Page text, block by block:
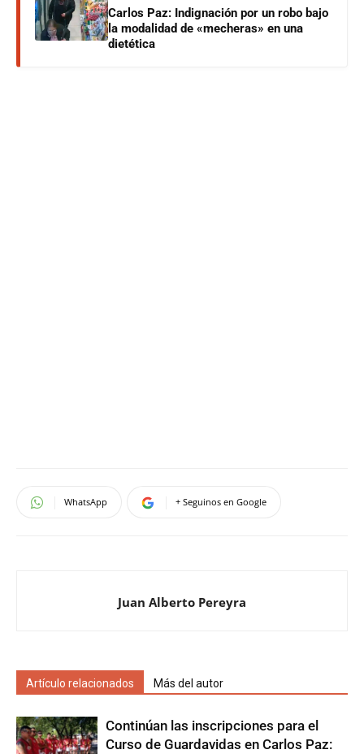
Carlos Paz: Indignación por un robo bajo
la modalidad de «mecheras» en una
dietética
WhatsApp + Seguinos en Google
Juan Alberto Pereyra
Artículo relacionados Más del autor
Continúan las inscripciones para el
Curso de Guardavidas en Carlos Paz: